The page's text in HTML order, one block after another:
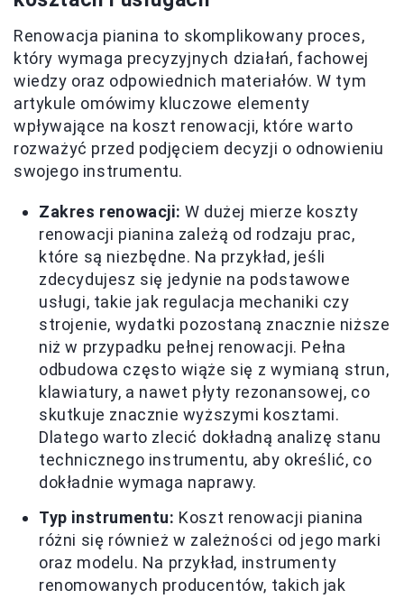
Renowacja pianina to skomplikowany proces,
który wymaga precyzyjnych działań, fachowej
wiedzy oraz odpowiednich materiałów. W tym
artykule omówimy kluczowe elementy
wpływające na koszt renowacji, które warto
rozważyć przed podjęciem decyzji o odnowieniu
swojego instrumentu.
Zakres renowacji: W dużej mierze koszty
renowacji pianina zależą od rodzaju prac,
które są niezbędne. Na przykład, jeśli
zdecydujesz się jedynie na podstawowe
usługi, takie jak regulacja mechaniki czy
strojenie, wydatki pozostaną znacznie niższe
niż w przypadku pełnej renowacji. Pełna
odbudowa często wiąże się z wymianą strun,
klawiatury, a nawet płyty rezonansowej, co
skutkuje znacznie wyższymi kosztami.
Dlatego warto zlecić dokładną analizę stanu
technicznego instrumentu, aby określić, co
dokładnie wymaga naprawy.
Typ instrumentu: Koszt renowacji pianina
różni się również w zależności od jego marki
oraz modelu. Na przykład, instrumenty
renomowanych producentów, takich jak